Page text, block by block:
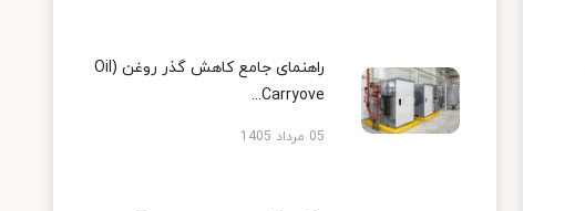
راهنمای جامع کاهش گذر روغن (Oil
Carryove...
05 مرداد 1405